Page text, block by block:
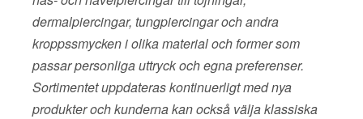
dermalpiercingar, tungpiercingar och andra
kroppssmycken i olika material och former som
passar personliga uttryck och egna preferenser.
Sortimentet uppdateras kontinuerligt med nya
produkter och kunderna kan också välja klassiska